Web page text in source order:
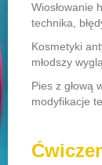
Wiosłowanie
technika,
Kosmetyki
młodszy
Pies z głową
modyfikacje